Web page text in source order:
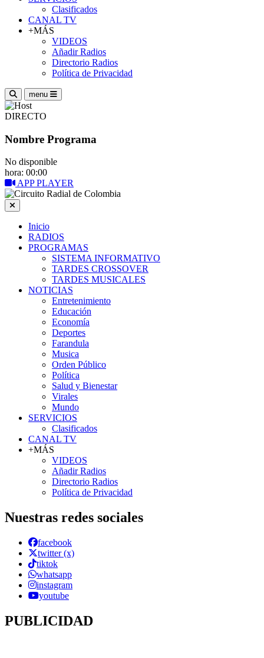
Clasificados
CANAL TV
+MÁS
VIDEOS
Añadir Radios
Directorio Radios
Política de Privacidad
menu
DIRECTO
Nombre Programa
No disponible
hora: 00:00
APP PLAYER
Inicio
RADIOS
PROGRAMAS
SISTEMA INFORMATIVO
TARDES CROSSOVER
TARDES MUSICALES
NOTICIAS
Entretenimiento
Educación
Economía
Deportes
Farandula
Musica
Orden Público
Política
Salud y Bienestar
Virales
Mundo
SERVICIOS
Clasificados
CANAL TV
+MÁS
VIDEOS
Añadir Radios
Directorio Radios
Política de Privacidad
Nuestras redes sociales
facebook
twitter (x)
tiktok
whatsapp
instagram
youtube
PUBLICIDAD